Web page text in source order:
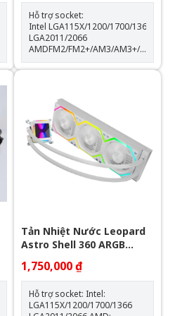
Hỗ trợ socket:
Intel LGA115X/1200/1700/1366
LGA2011/2066
AMDFM2/FM2+/AM3/AM3+/AM4/
Thông số kỹ thuật: Kích thước
quạt: 120*120*25mm Tốc độ
thọ quạt: 40.000 giờ Độ ồn:
31.5dBA Vòng bi: Hydraulic
Tuổi thọ máy bơm: 30.000 giờ
độ ồn: 30dBA tốc độ bơm:
2400 +- 10%
Tản Nhiệt Nước Leopard
Astro Shell 360 ARGB
Digital LCD - White
1,750,000 ₫
Hỗ trợ socket: Intel:
LGA115X/1200/1700/1366